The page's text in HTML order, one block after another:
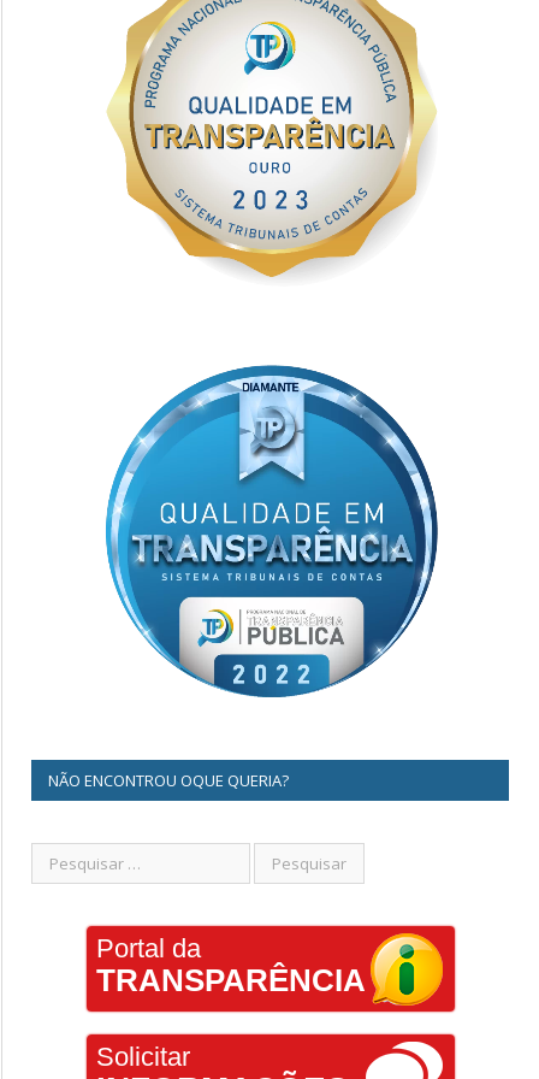
NÃO ENCONTROU OQUE QUERIA?
Portal da
TRANSPARÊNCIA
Solicitar